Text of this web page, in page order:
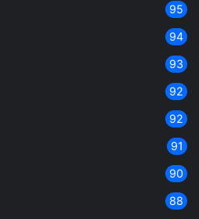
95
94
93
92
92
91
90
88